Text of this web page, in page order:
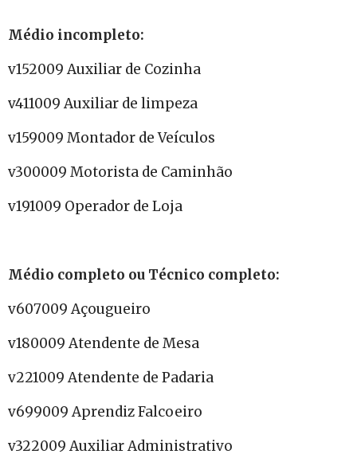
Médio incompleto:
v152009 Auxiliar de Cozinha
v411009 Auxiliar de limpeza
v159009 Montador de Veículos
v300009 Motorista de Caminhão
v191009 Operador de Loja
Médio completo ou Técnico completo:
v607009 Açougueiro
v180009 Atendente de Mesa
v221009 Atendente de Padaria
v699009 Aprendiz Falcoeiro
v322009 Auxiliar Administrativo